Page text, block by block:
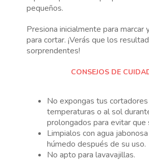
pequeños.
Presiona inicialmente para marcar
para cortar. ¡Verás que los
sorprendentes!
CONSEJOS DE
No expongas tus
temperaturas o al sol
prolongados para evitar que
Limpialos con agua
húmedo después de su uso.
No apto para lavavajillas.